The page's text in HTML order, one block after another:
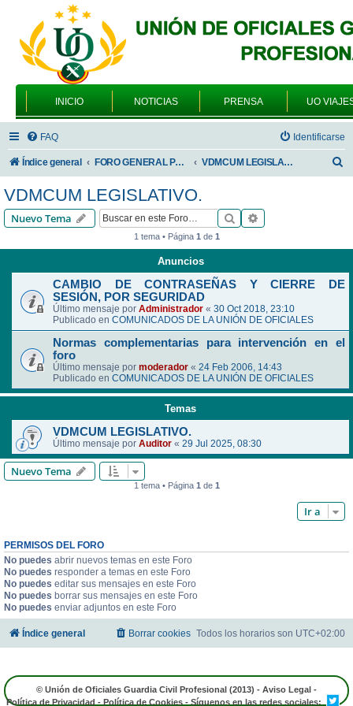
INICIO NOTICIAS PRENSA UO
FAQ Identificarse
Índice general FORO GENERAL PARA TODOS LOS USUARIOS VDMCUM LEGISLATIVO.
VDMCUM LEGISLATIVO.
Nuevo Tema Buscar
1 tema • Página 1 de 1
Anuncios
CAMBIO DE CONTRASEÑAS Y CIERRE DE
SESIÓN, POR SEGURIDAD
Último mensaje por Administrador « 30 Oct 2018, 23:10
Publicado en COMUNICADOS DE LA UNIÓN DE OFICIALES
Normas complementarias para intervención en el
foro
Último mensaje por moderador « 24 Feb 2006, 14:43
Publicado en COMUNICADOS DE LA UNIÓN DE OFICIALES
Temas
VDMCUM LEGISLATIVO.
Último mensaje por Auditor « 29 Jul 2025, 08:30
Nuevo Tema
1 tema • Página 1 de 1
Ir a
PERMISOS DEL FORO
No puedes abrir nuevos temas en este Foro
No puedes responder a temas en este Foro
No puedes editar sus mensajes en este Foro
No puedes borrar sus mensajes en este Foro
No puedes enviar adjuntos en este Foro
Índice general Todos los horarios son UTC+02:00
Borrar cookies
© Unión de Oficiales Guardia Civil Profesional (2013) - Aviso Legal -
Política de Privacidad-Política de Cookies- Síguenos en las redes sociales: